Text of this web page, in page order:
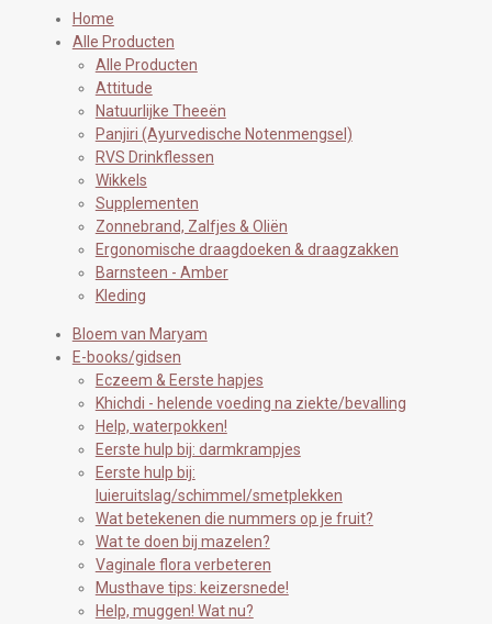
s
t
a
t
s
A
p
p
Home
Alle Producten
Alle Producten
Attitude
Natuurlijke Theeën
Panjiri (Ayurvedische Notenmengsel)
RVS Drinkflessen
Wikkels
Supplementen
Zonnebrand, Zalfjes & Oliën
Ergonomische draagdoeken & draagzakken
Barnsteen - Amber
Kleding
Bloem van Maryam
E-books/gidsen
Eczeem & Eerste hapjes
Khichdi - helende voeding na ziekte/bevalling
Help, waterpokken!
Eerste hulp bij: darmkrampjes
Eerste hulp bij:
luieruitslag/schimmel/smetplekken
Wat betekenen die nummers op je fruit?
Wat te doen bij mazelen?
Vaginale flora verbeteren
Musthave tips: keizersnede!
Help, muggen! Wat nu?